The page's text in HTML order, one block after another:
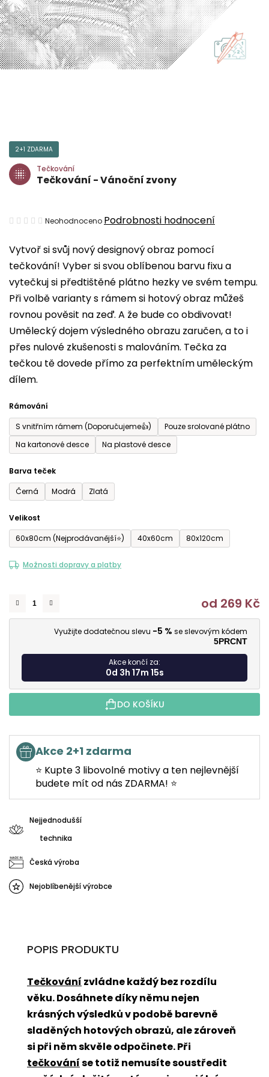
Vytvoř si svůj nový designový obraz pomocí
tečkování! Vyber si svou oblíbenou barvu fixu a
vytečkuj si předtištěné plátno hezky ve svém tempu.
Při volbě varianty s rámem si hotový obraz můžeš
rovnou pověsit na zeď. A že bude co obdivovat!
Umělecký dojem výsledného obrazu zaručen, a to i
přes nulové zkušenosti s malováním. Tečka za
tečkou tě dovede přímo za perfektním uměleckým
dílem.
Rámování
S vnitřním rámem (Doporučujeme👍)
Pouze srolované plátno
Na kartonové desce
Na plastové desce
Barva teček
Černá
Modrá Zlatá
Velikost
60x80cm (Nejprodávanější⭐)
40x60cm 80x120cm
Možnosti dopravy a platby
od 269 Kč
Využijte dodatečnou slevu -5 % se slevovým kódem
5PRCNT
Akce končí za:
0d 3h 17m 15s
DO KOŠÍKU
Akce 2+1 zdarma
⭐ Kupte 3 libovolné motivy a ten nejlevnější
budete mít od nás ZDARMA! ⭐
Nejjednodušší
technika
Česká výroba
Nejoblíbenější výrobce
2+1 ZDARMA
Tečkování
Tečkování - Vánoční zvony
Průměrné
produktu
je
0,0
z
5
hvězdiček.
Neohodnoceno Podrobnosti hodnocení
POPIS PRODUKTU
Tečkování zvládne každý bez rozdílu
věku. Dosáhnete díky němu nejen
krásných výsledků v podobě barevně
sladěných hotových obrazů, ale zároveň
si při něm skvěle odpočinete. Při
tečkováníse totiž nemusíte soustředit